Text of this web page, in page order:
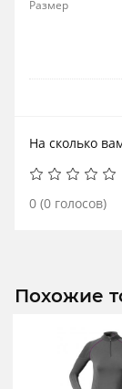
Размер
На сколько
0 (0 голосов)
Похожие